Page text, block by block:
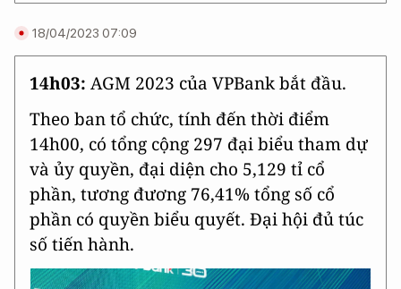
18/04/2023 07:09
14h03: AGM 2023 của VPBank bắt đầu.
Theo ban tổ chức, tính đến thời điểm
14h00, có tổng cộng 297 đại biểu tham dự
và ủy quyền, đại diện cho 5,129 tỉ cổ
phần, tương đương 76,41% tổng số cổ
phần có quyền biểu quyết. Đại hội đủ túc
số tiến hành.